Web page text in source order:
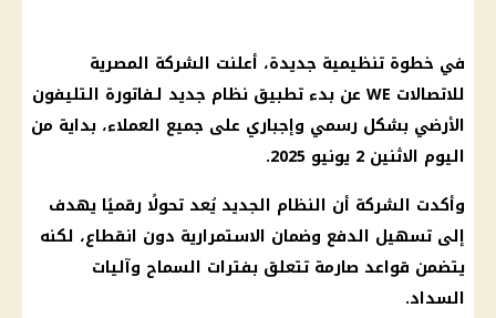
في خطوة تنظيمية جديدة، أعلنت الشركة المصرية
للاتصالات WE عن بدء تطبيق نظام جديد لـفاتورة التليفون
الأرضي بشكل رسمي وإجباري على جميع العملاء، بداية من
اليوم الاثنين 2 يونيو 2025.
وأكدت الشركة أن النظام الجديد يُعد تحولًا رقميًا يهدف
إلى تسهيل الدفع وضمان الاستمرارية دون انقطاع، لكنه
يتضمن قواعد صارمة تتعلق بفترات السماح وآليات
السداد.